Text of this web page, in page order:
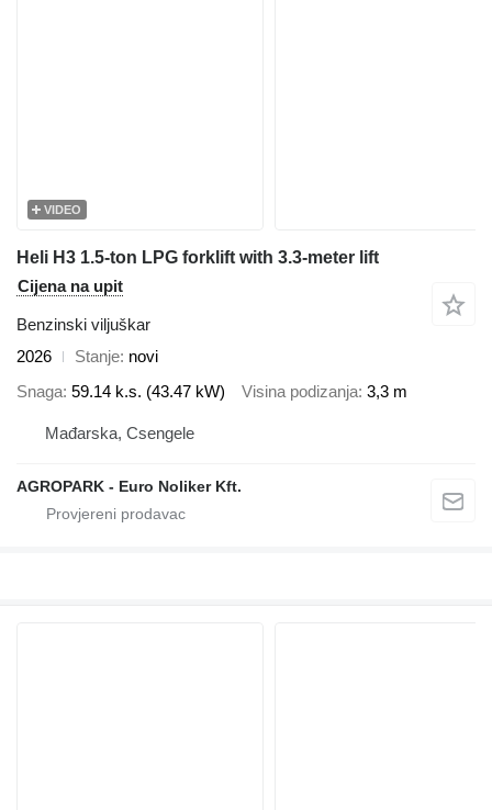
VIDEO
Heli H3 1.5-ton LPG forklift with 3.3-meter lift
Cijena na upit
Benzinski viljuškar
2026
Stanje novi
Snaga 59.14 k.s. (43.47 kW) Visina podizanja 3,3 m
Mađarska, Csengele
AGROPARK - Euro Noliker Kft.